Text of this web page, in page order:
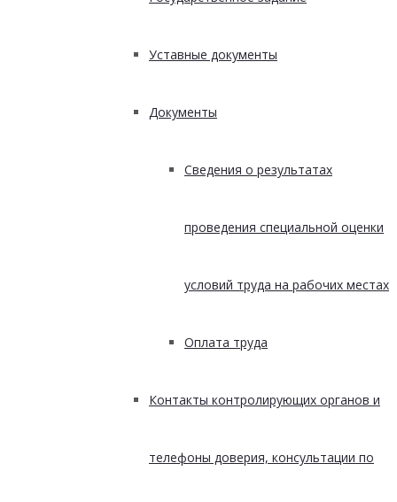
Уставные документы
Документы
Сведения о результатах
проведения специальной оценки
условий труда на рабочих местах
Оплата труда
Контакты контролирующих органов и
телефоны доверия, консультации по